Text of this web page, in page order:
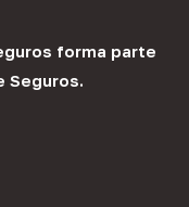
forma parte
Seguros.